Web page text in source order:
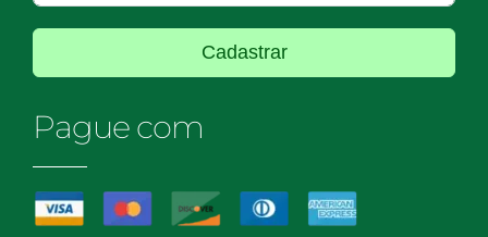
Cadastrar
Pague com